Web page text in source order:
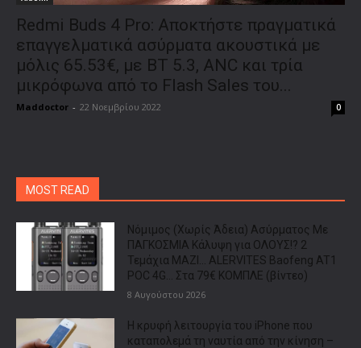
Redmi Buds 4 Pro: Αποκτήστε πραγματικά
επαγγελματικά ασύρματα ακουστικά με
μόλις 65.53€, με BT 5.3, ANC και τρία
μικρόφωνα από το Flash Sales του...
Maddoctor - 22 Νοεμβρίου 2022 0
MOST READ
Νόμιμος (Χωρίς Άδεια) Ασύρματος Με
ΠΑΓΚΟΣΜΙΑ Κάλυψη για ΟΛΟΥΣ!? 2
Τεμάχια ΜΑΖΙ… ALERVITES Baofeng AT1
POC 4G… Στα 79€ ΚΟΜΠΛΕ (βίντεο)
8 Αυγούστου 2026
Η κρυφή λειτουργία του iPhone που
καταπολεμά τη ναυτία από την κίνηση –